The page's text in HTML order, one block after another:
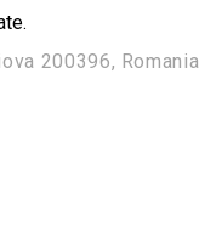
200396, Romania